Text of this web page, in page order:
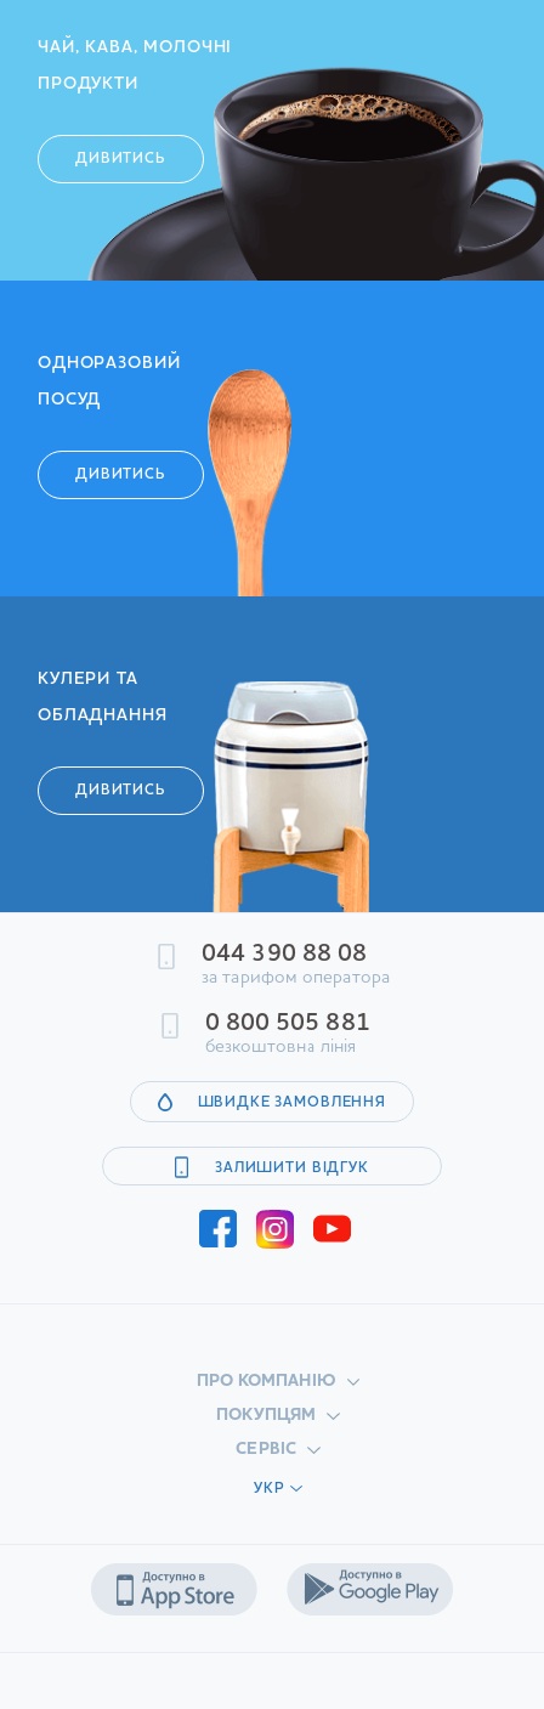
ЧАЙ, КАВА, МОЛОЧНІ
ПРОДУКТИ
ДИВИТИСЬ
ОДНОРАЗОВИЙ
ПОСУД
ДИВИТИСЬ
КУЛЕРИ ТА
ОБЛАДНАННЯ
ДИВИТИСЬ
044 390 88 08
за тарифом оператора
0 800 505 881
безкоштовна лінія
ШВИДКЕ ЗАМОВЛЕННЯ
ЗАЛИШИТИ ВІДГУК
ПРО КОМПАНІЮ
ПОКУПЦЯМ
СЕРВІС
УКР